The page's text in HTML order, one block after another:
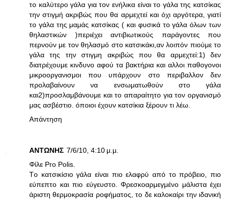
το καλύτερο γάλα για τον ενήλικα είναι το γάλα της κατσίκας
την στιγμή ακριβώς που θα αρμεχτεί και όχι αργότερα, γιατί
το γάλα της μαμάς κατσίκας ( και φυσικά το γάλα όλων των
θηλαστικών )περιέχει αντιβιωτικούς παράγοντες που
περνούν με τον θηλασμό στο κατσικάκι,αν λοιπόν πιούμε το
γάλα της την στιγμη ακριβώς που θα αρμεχτεί:1) δεν
διατρέχουμε κινδυνο αφού τα βακτήρια και αλλοι παθογονοι
μικροοργανισμοι που υπάρχουν στο περιβαλλον δεν
προλαβαίνουν να ενσωματωθούν στο γάλα
και2)προσλαμβάνουμε και το απαραίτητο για τον οργανισμό
μας ασβέστιο. όποιοι έχουν κατσίκια ξέρουν τι λέω.
Απάντηση
ΑΝΤΩΝΗΣ 7/6/10, 4:10 μ.μ.
Φίλε Pro Polis.
Tο κατσικίσιο γάλα είναι πιο ελαφρύ από το πρόβειο, πιο
εύπεπτο και πιο εύγευστο. Φρεσκοαρμεγμένο μάλιστα έχει
άριστη θερμοκρασία ροφήματος, το δε καλοκαίρι την ιδανική